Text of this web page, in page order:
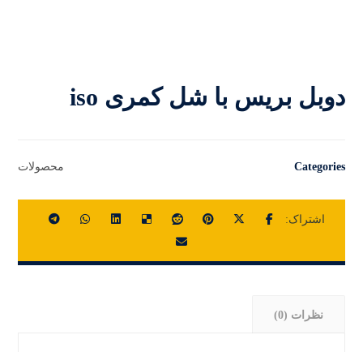
دوبل بریس با شل کمری iso
Categories محصولات
نظرات (0)